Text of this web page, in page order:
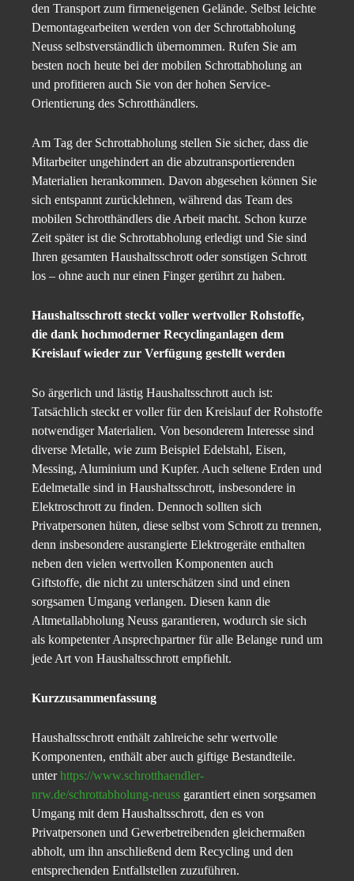
den Transport zum firmeneigenen Gelände. Selbst leichte
Demontagearbeiten werden von der Schrottabholung
Neuss selbstverständlich übernommen. Rufen Sie am
besten noch heute bei der mobilen Schrottabholung an
und profitieren auch Sie von der hohen Service-
Orientierung des Schrotthändlers.
Am Tag der Schrottabholung stellen Sie sicher, dass die
Mitarbeiter ungehindert an die abzutransportierenden
Materialien herankommen. Davon abgesehen können Sie
sich entspannt zurücklehnen, während das Team des
mobilen Schrotthändlers die Arbeit macht. Schon kurze
Zeit später ist die Schrottabholung erledigt und Sie sind
Ihren gesamten Haushaltsschrott oder sonstigen Schrott
los – ohne auch nur einen Finger gerührt zu haben.
Haushaltsschrott steckt voller wertvoller Rohstoffe,
die dank hochmoderner Recyclinganlagen dem
Kreislauf wieder zur Verfügung gestellt werden
So ärgerlich und lästig Haushaltsschrott auch ist:
Tatsächlich steckt er voller für den Kreislauf der Rohstoffe
notwendiger Materialien. Von besonderem Interesse sind
diverse Metalle, wie zum Beispiel Edelstahl, Eisen,
Messing, Aluminium und Kupfer. Auch seltene Erden und
Edelmetalle sind in Haushaltsschrott, insbesondere in
Elektroschrott zu finden. Dennoch sollten sich
Privatpersonen hüten, diese selbst vom Schrott zu trennen,
denn insbesondere ausrangierte Elektrogeräte enthalten
neben den vielen wertvollen Komponenten auch
Giftstoffe, die nicht zu unterschätzen sind und einen
sorgsamen Umgang verlangen. Diesen kann die
Altmetallabholung Neuss garantieren, wodurch sie sich
als kompetenter Ansprechpartner für alle Belange rund um
jede Art von Haushaltsschrott empfiehlt.
Kurzzusammenfassung
Haushaltsschrott enthält zahlreiche sehr wertvolle
Komponenten, enthält aber auch giftige Bestandteile.
unterhttps://www.schrotthaendler-
nrw.de/schrottabholung-neuss garantiert einen sorgsamen
Umgang mit dem Haushaltsschrott, den es von
Privatpersonen und Gewerbetreibenden gleichermaßen
abholt, um ihn anschließend dem Recycling und den
entsprechenden Entfallstellen zuzuführen.